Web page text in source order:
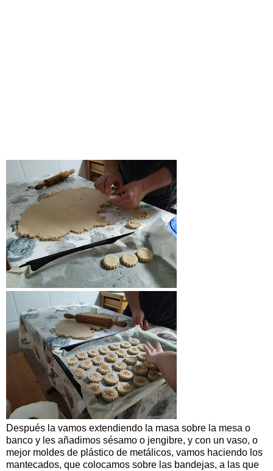
Después la vamos extendiendo la masa sobre la mesa o
banco y les añadimos sésamo o jengibre, y con un vaso, o
mejor moldes de plástico de metálicos, vamos haciendo los
mantecados, que colocamos sobre las bandejas, a las que